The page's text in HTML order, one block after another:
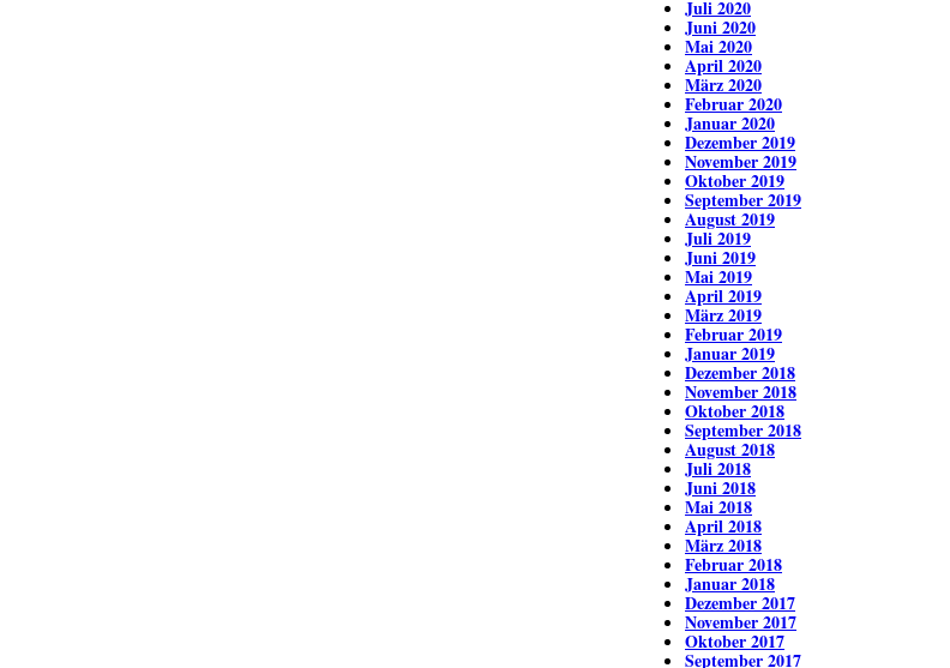
Juli 2020
Juni 2020
Mai 2020
April 2020
März 2020
Februar 2020
Januar 2020
Dezember 2019
November 2019
Oktober 2019
September 2019
August 2019
Juli 2019
Juni 2019
Mai 2019
April 2019
März 2019
Februar 2019
Januar 2019
Dezember 2018
November 2018
Oktober 2018
September 2018
August 2018
Juli 2018
Juni 2018
Mai 2018
April 2018
März 2018
Februar 2018
Januar 2018
Dezember 2017
November 2017
Oktober 2017
September 2017